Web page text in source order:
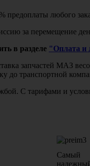
любого
за перемещение
в разделе "Оплата и
запчастей
до транспортной
С тарифами и
Самый